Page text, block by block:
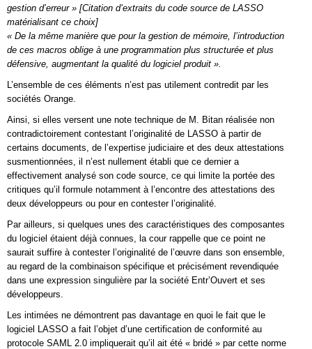
gestion d’erreur » [Citation d’extraits du code source de LASSO
matérialisant ce choix]
« De la même manière que pour la gestion de mémoire, l’introduction
de ces macros oblige à une programmation plus structurée et plus
défensive, augmentant la qualité du logiciel produit ».
L’ensemble de ces éléments n’est pas utilement contredit par les
sociétés Orange.
Ainsi, si elles versent une note technique de M. Bitan réalisée non
contradictoirement contestant l’originalité de LASSO à partir de
certains documents, de l’expertise judiciaire et des deux attestations
susmentionnées, il n’est nullement établi que ce dernier a
effectivement analysé son code source, ce qui limite la portée des
critiques qu’il formule notamment à l’encontre des attestations des
deux développeurs ou pour en contester l’originalité.
Par ailleurs, si quelques unes des caractéristiques des composantes
du logiciel étaient déjà connues, la cour rappelle que ce point ne
saurait suffire à contester l’originalité de l’œuvre dans son ensemble,
au regard de la combinaison spécifique et précisément revendiquée
dans une expression singulière par la société Entr’Ouvert et ses
développeurs.
Les intimées ne démontrent pas davantage en quoi le fait que le
logiciel LASSO a fait l’objet d’une certification de conformité au
protocole SAML 2.0 impliquerait qu’il ait été « bridé » par cette norme